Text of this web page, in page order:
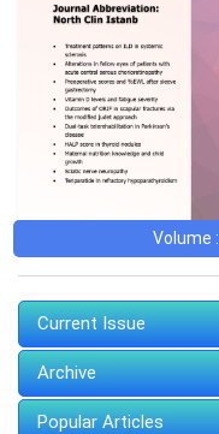
Volume :
Current Issue
Archive
Popular Articles